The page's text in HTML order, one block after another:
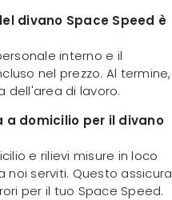
divano Space Speed è
interno e il
nel prezzo. Al termine,
dell'area di lavoro.
a domicilio per il divano
e rilievi misure in loco
noi serviti. Questo assicura
per il tuo Space Speed.